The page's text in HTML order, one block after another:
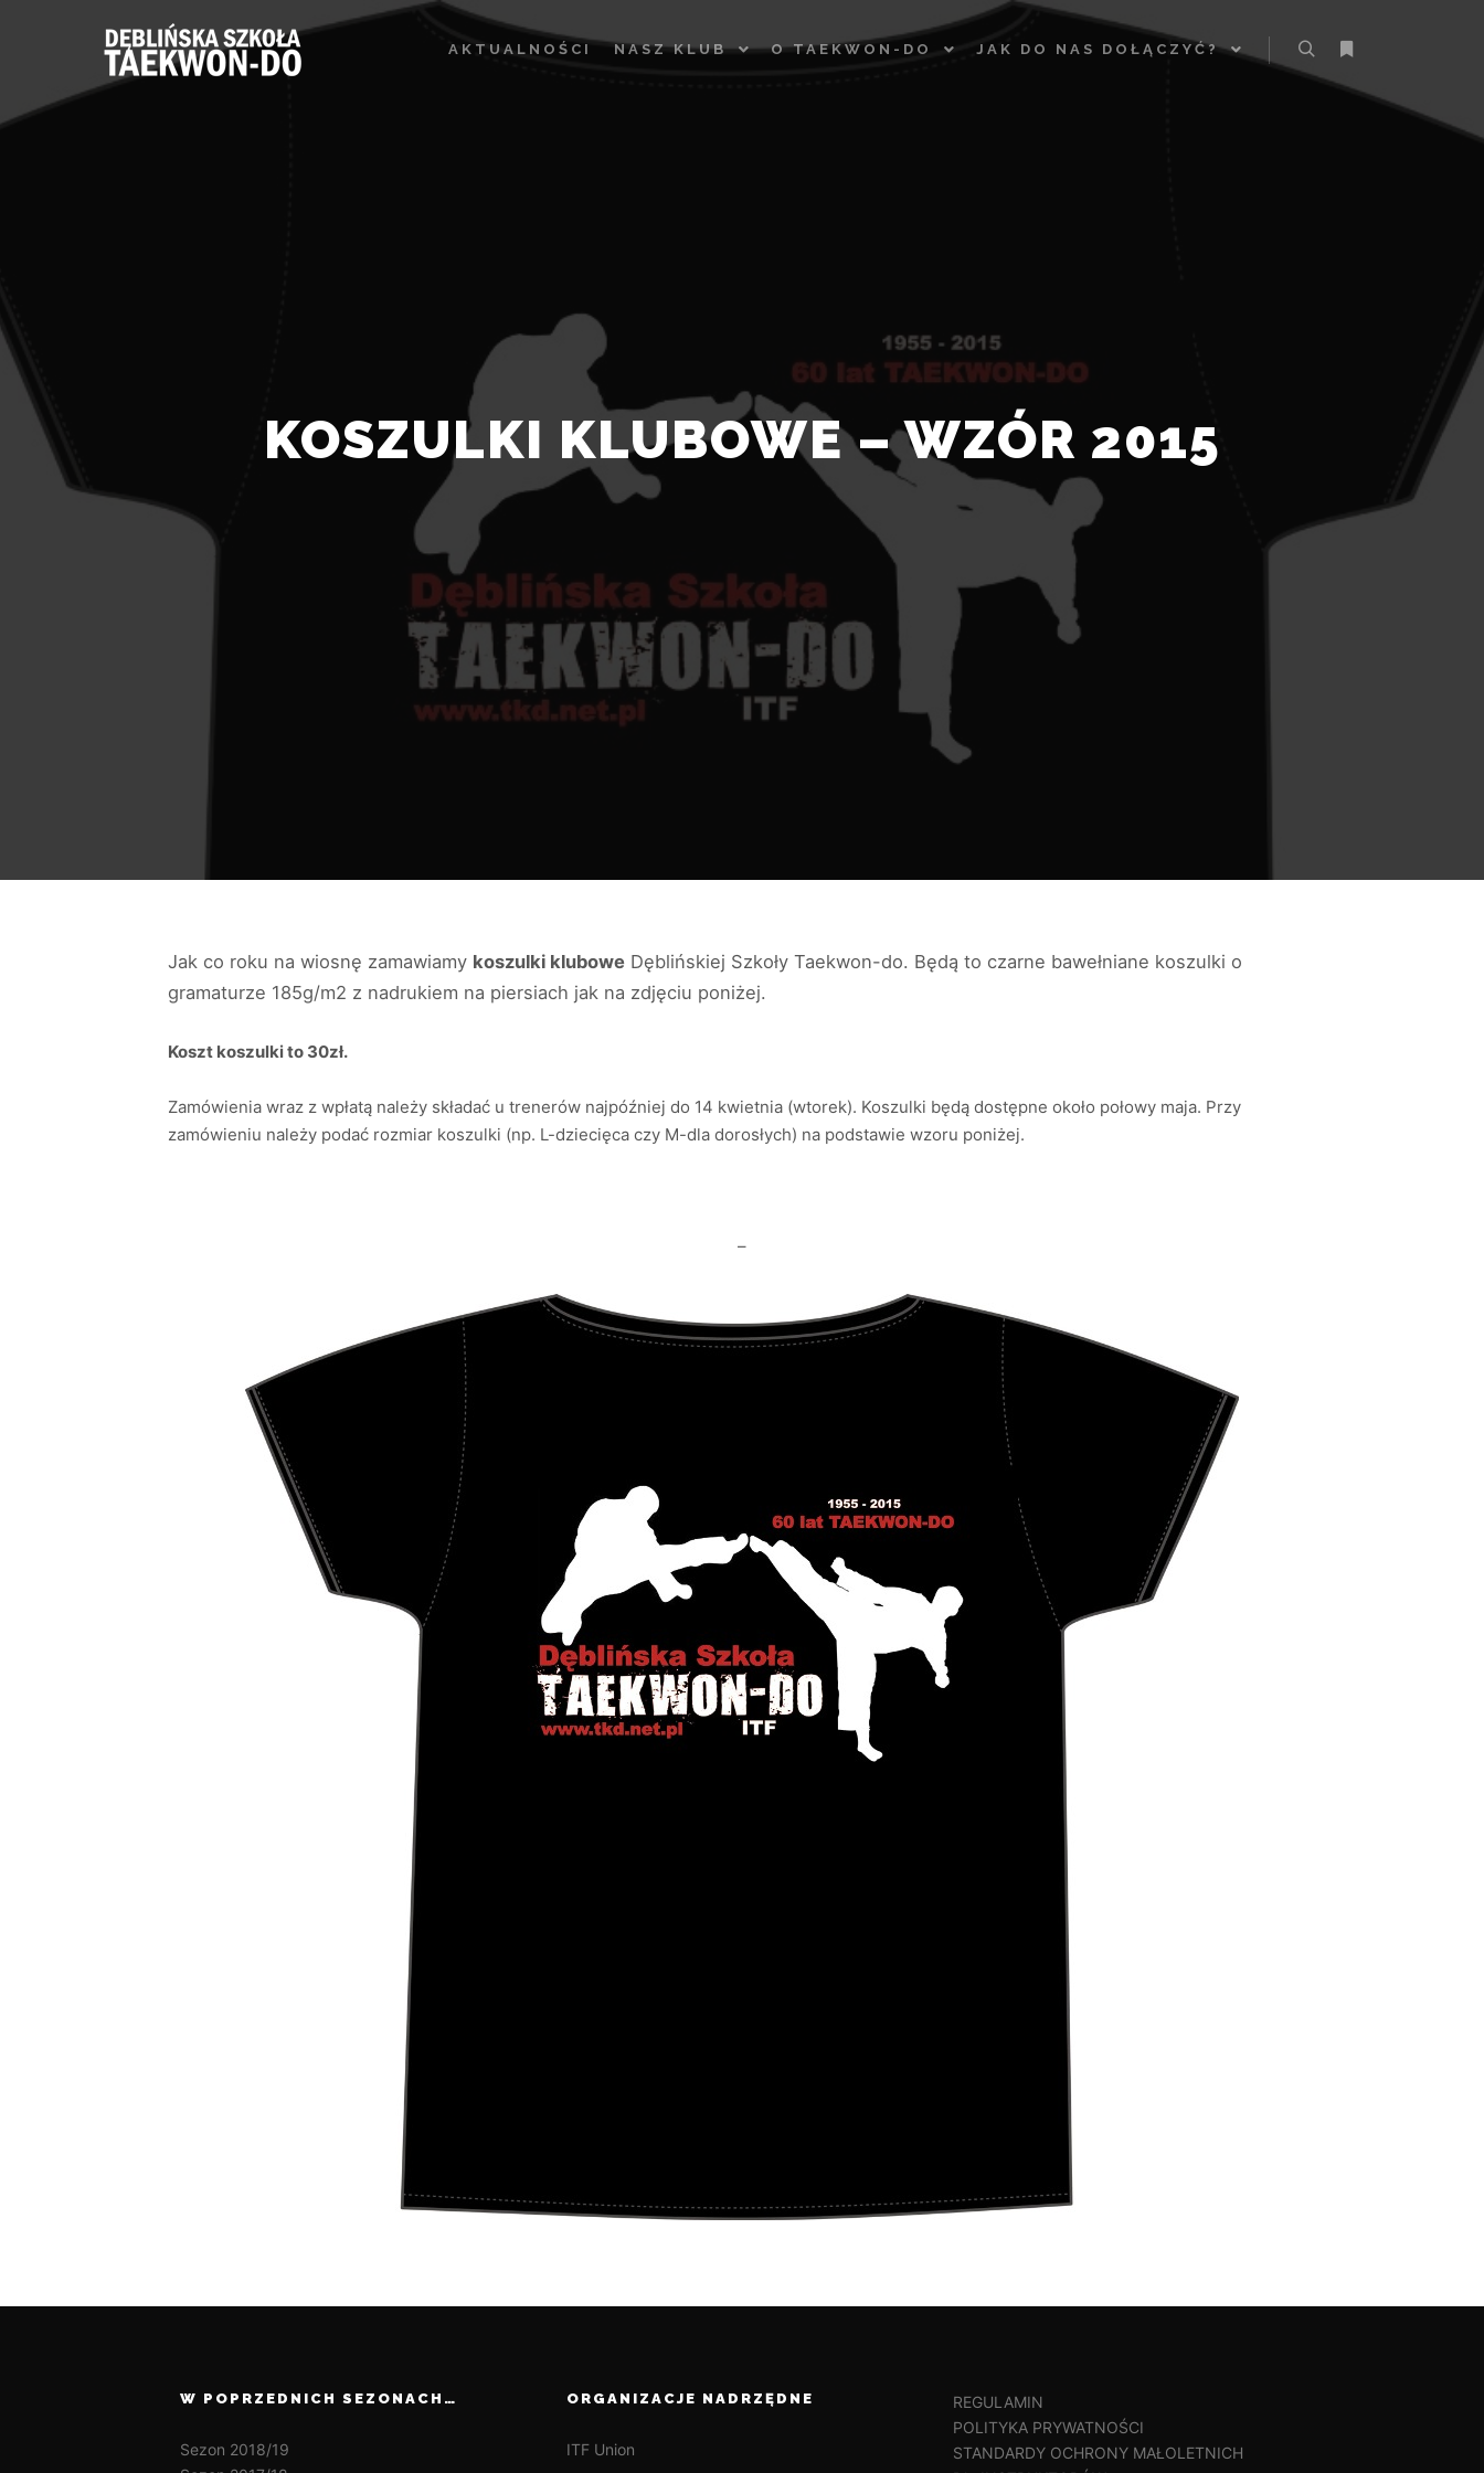
AKTUALNOŚCI NASZ KLUB O TAEKWON-DO
JAK DO NAS DOŁĄCZYĆ?
Szukaj
KOSZULKI KLUBOWE – WZÓR 2015
Jak co roku na wiosnę zamawiamy koszulki klubowe Dęblińskiej Szkoły Taekwon-do. Będą to czarne bawełniane koszulki o
gramaturze 185g/m2 z nadrukiem na piersiach jak na zdjęciu poniżej.
Koszt koszulki to 30zł.
Zamówienia wraz z wpłatą należy składać u trenerów najpóźniej do 14 kwietnia (wtorek). Koszulki będą dostępne około połowy maja. Przy
zamówieniu należy podać rozmiar koszulki (np. L-dziecięca czy M-dla dorosłych) na podstawie wzoru poniżej.
–
W POPRZEDNICH SEZONACH…
Sezon 2018/19
ORGANIZACJE NADRZĘDNE
ITF Union
REGULAMIN
POLITYKA PRYWATNOŚCI
STANDARDY OCHRONY MAŁOLETNICH